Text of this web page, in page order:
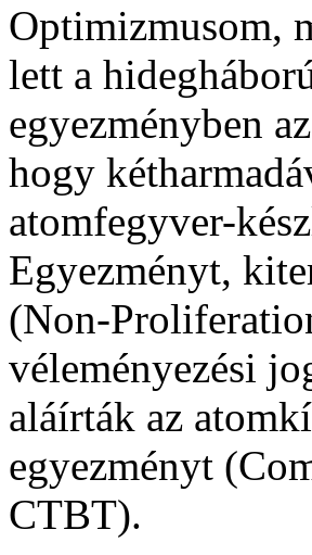
Optimizmusom,
lett a
egyezményben
hogy
atomfegyver-
Egyezményt,
(Non-
véleményezési
aláírták az
egyezményt
CTBT).